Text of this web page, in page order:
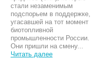
стали незаменимым
подспорьем в поддержке,
угасавшей на тот момент
биотопливной
промышленности России.
Они пришли на смену...
Читать далее